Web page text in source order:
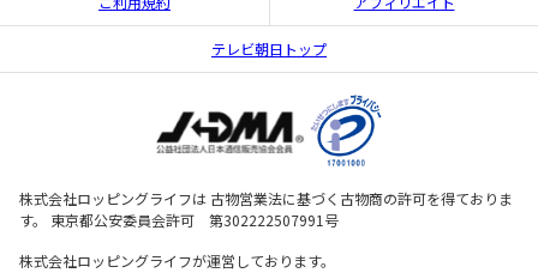
テレビ朝日トップ
株式会社ロッピングライフは 古物営業法に基づく古物商の許可を得ておりま
す。 東京都公安委員会許可 第302222507991号
株式会社ロッピングライフが運営しております。